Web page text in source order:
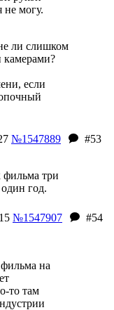
не могу.
ли слишком
если
№1547889
#53
три
год.
№1547907
#54
на
то там